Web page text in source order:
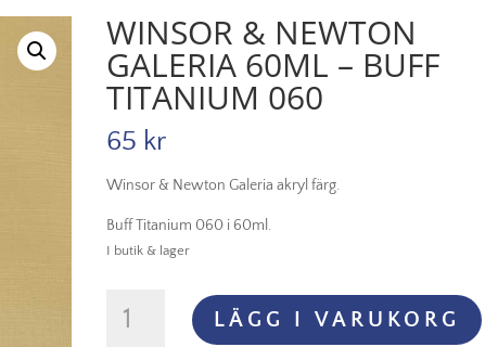
WINSOR & NEWTON
GALERIA 60ML – BUFF
TITANIUM 060
65 kr
Winsor & Newton Galeria akryl färg.
Buff Titanium 060 i 60ml.
I butik & lager
LÄGG I VARUKORG